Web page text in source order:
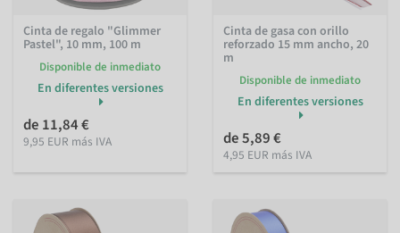
Cinta de regalo "Glimmer
Pastel", 10 mm, 100 m
Disponible de inmediato
En diferentes versiones
de 11,84 €
9,95 EUR más IVA
Cinta de gasa con orillo
reforzado 15 mm ancho, 20
m
Disponible de inmediato
En diferentes versiones
de 5,89 €
4,95 EUR más IVA